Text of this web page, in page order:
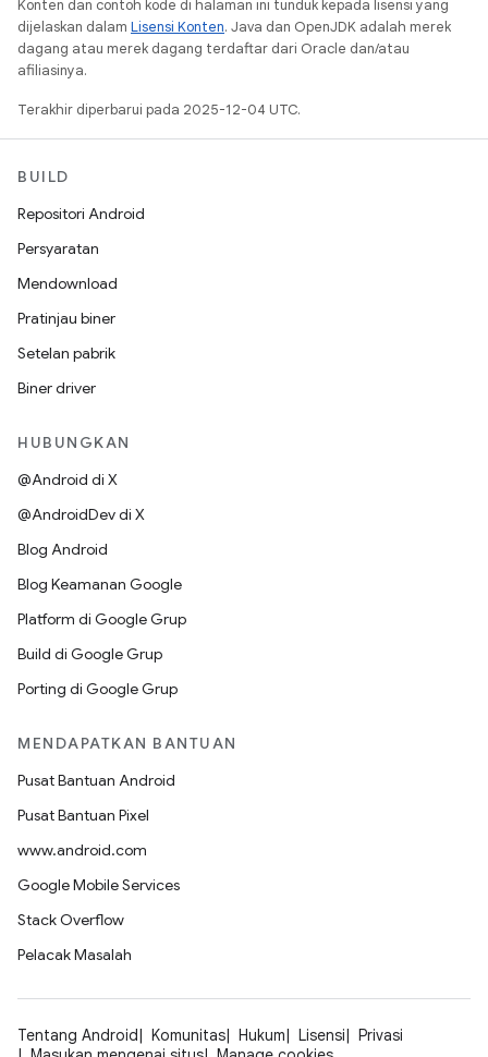
Konten dan contoh kode di halaman ini tunduk kepada lisensi yang
dijelaskan dalam Lisensi Konten. Java dan OpenJDK adalah merek
dagang atau merek dagang terdaftar dari Oracle dan/atau
afiliasinya.
Terakhir diperbarui pada 2025-12-04 UTC.
BUILD
Repositori Android
Persyaratan
Mendownload
Pratinjau biner
Setelan pabrik
Biner driver
HUBUNGKAN
@Android di X
@AndroidDev di X
Blog Android
Blog Keamanan Google
Platform di Google Grup
Build di Google Grup
Porting di Google Grup
MENDAPATKAN BANTUAN
Pusat Bantuan Android
Pusat Bantuan Pixel
www.android.com
Google Mobile Services
Stack Overflow
Pelacak Masalah
Tentang Android Komunitas Hukum Lisensi
Privasi